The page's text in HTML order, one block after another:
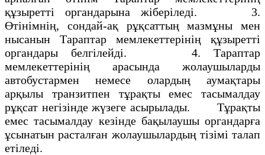
құзыретті органдарына жіберіледі. 3.
Өтінімнің, сондай-ақ рұқсаттың мазмұны мен
нысанын Тараптар мемлекеттерінің құзыретті
органдары белгілейді. 4. Тараптар
мемлекеттерінің арасында жолаушыларды
автобустармен немесе олардың аумақтары
арқылы транзитпен тұрақты емес тасымалдау
рұқсат негізінде жүзеге асырылады. Тұрақты
емес тасымалдау кезінде бақылаушы органдарға
ұсынатын расталған жолаушылардың тізімі талап
етіледі.